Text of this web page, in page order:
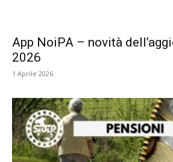
App NoiPA – novità
2026
1 Aprile 2026